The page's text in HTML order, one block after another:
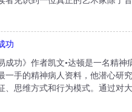
功
成功》作者凯文•达顿是一名精
一手的精神病人资料，他潜心研
、思维方式和行为模式。通过对